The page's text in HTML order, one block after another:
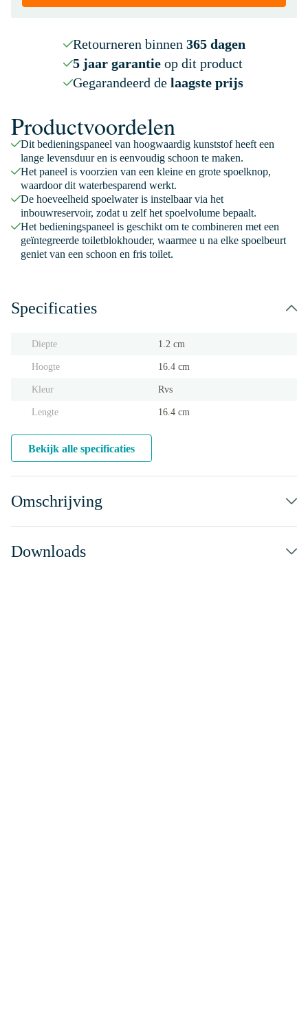
Retourneren binnen 365 dagen
5 jaar garantieop dit product
Gegarandeerd de laagste prijs
Productvoordelen
Dit bedieningspaneel van hoogwaardig kunststof heeft een
lange levensduur en is eenvoudig schoon te maken.
Het paneel is voorzien van een kleine en grote spoelknop,
waardoor dit waterbesparend werkt.
De hoeveelheid spoelwater is instelbaar via het
inbouwreservoir, zodat u zelf het spoelvolume bepaalt.
Het bedieningspaneel is geschikt om te combineren met een
geïntegreerde toiletblokhouder, waarmee u na elke spoelbeurt
geniet van een schoon en fris toilet.
Specificaties
Diepte 1.2 cm
Hoogte 16.4 cm
Kleur Rvs
Lengte 16.4 cm
Bekijk alle specificaties
Omschrijving
Downloads